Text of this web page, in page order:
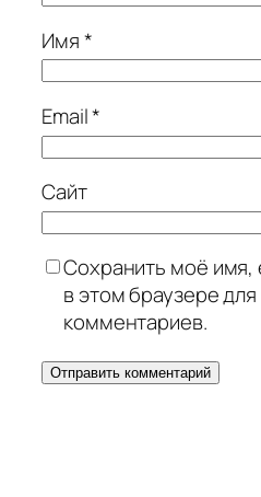
Имя*
Email*
Сайт
Сохранить моё имя,
в этом браузере
комментариев.